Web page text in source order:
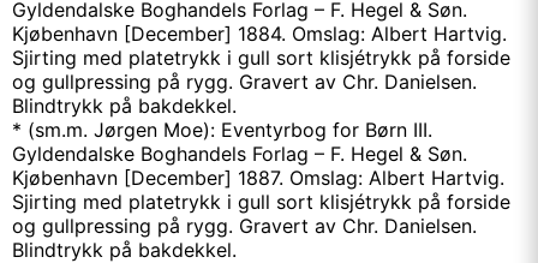
Gyldendalske Boghandels Forlag – F. Hegel & Søn.
Kjøbenhavn [December] 1884. Omslag: Albert Hartvig.
Sjirting med platetrykk i gull sort klisjétrykk på forside
og gullpressing på rygg. Gravert av Chr. Danielsen.
Blindtrykk på bakdekkel.
* (sm.m. Jørgen Moe): Eventyrbog for Børn III.
Gyldendalske Boghandels Forlag – F. Hegel & Søn.
Kjøbenhavn [December] 1887. Omslag: Albert Hartvig.
Sjirting med platetrykk i gull sort klisjétrykk på forside
og gullpressing på rygg. Gravert av Chr. Danielsen.
Blindtrykk på bakdekkel.